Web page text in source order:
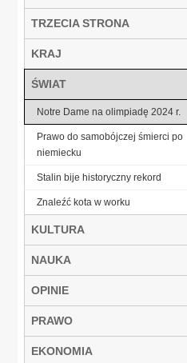
TRZECIA STRONA
KRAJ
ŚWIAT
Notre Dame na olimpiadę 2024 r.
Prawo do samobójczej śmierci po
niemiecku
Stalin bije historyczny rekord
Znaleźć kota w worku
KULTURA
NAUKA
OPINIE
PRAWO
EKONOMIA